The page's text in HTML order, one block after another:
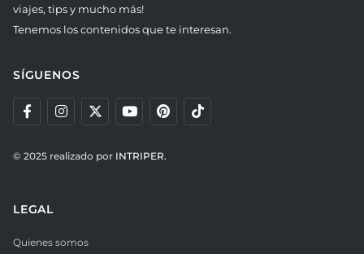
viajes, tips y mucho más!
Tenemos los contenidos que te interesan.
SÍGUENOS
© 2025 realizado por INTRIPER.
LEGAL
Quienes somos